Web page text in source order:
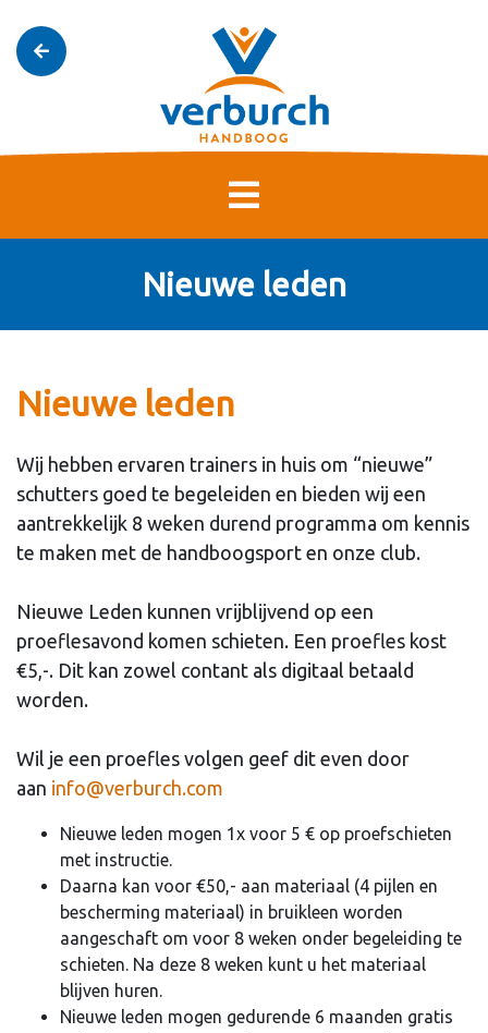
Nieuwe leden
Nieuwe leden
Wij hebben ervaren trainers in huis om “nieuwe”
schutters goed te begeleiden en bieden wij een
aantrekkelijk 8 weken durend programma om kennis
te maken met de handboogsport en onze club.
Nieuwe Leden kunnen vrijblijvend op een
proeflesavond komen schieten. Een proefles kost
€5,-. Dit kan zowel contant als digitaal betaald
worden.
Wil je een proefles volgen geef dit even door
aan info@verburch.com
Nieuwe leden mogen 1x voor 5 € op proefschieten
met instructie.
Daarna kan voor €50,- aan materiaal (4 pijlen en
bescherming materiaal) in bruikleen worden
aangeschaft om voor 8 weken onder begeleiding te
schieten. Na deze 8 weken kunt u het materiaal
blijven huren.
Nieuwe leden mogen gedurende 6 maanden gratis